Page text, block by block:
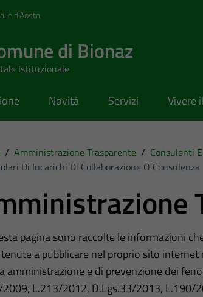
d'Aosta
di Bionaz
Istituzionale
Novità Servizi Vivere
/ Amministrazione Trasparente / Consulenti
Di Incarichi Di Collaborazione O Consulenza
pagina sono raccolte le informazioni
a pubblicare nel proprio sito internet
amministrazione e di prevenzione dei
L.213/2012, D.Lgs.33/2013, L.190/